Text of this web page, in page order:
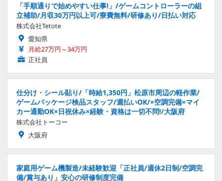
「手順通りで始めやすい仕事!」/ゲームコントローラーの組
立補助/月収30万円以上可/寮費無料/研修あり/日払い対応
株式会社Tetote
愛知県
月給27万円～34万円
正社員
仕分け・シール貼り/「時給1,350円」松原市周辺の軽作業/
ゲームパッケージ検品スタッフ/週払いOK/×空調完備×マイ
カー通勤OK×日祝休み×経験・資格は一切不問!/大阪府
株式会社トーコー
大阪府
家庭用ゲーム機製造/未経験歓迎「正社員/週休2日制/空調完
備/賞与あり」安心の研修制度完備